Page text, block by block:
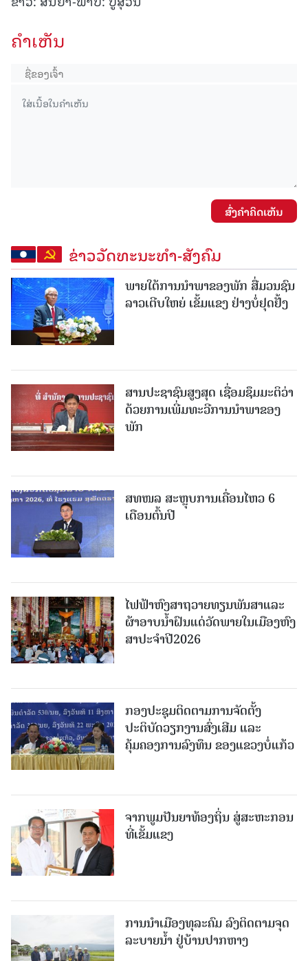
ຄໍາເຫັນ
ສົ່ງຄໍາຄິດເຫັນ
ຂ່າວວັດທະນະທຳ-ສັງຄົມ
ພາຍໃຕ້ການນໍາພາຂອງພັກ ສື່ມວນຊົນ
ລາວເຕີບໃຫຍ່ ເຂັ້ມແຂງ ຢ່າງບໍ່ຢຸດຢັ້ງ
ສານປະຊາຊົນສູງສຸດ ເຊື່ອມຊຶມມະຕິວ່າ
ດ້ວຍການເພີ່ມທະວີການນຳພາຂອງ
ພັກ
ສທໜລ ສະຫຼຸບການເຄື່ອນໄຫວ 6
ເດືອນຕົ້ນປີ
ໄຟຟ້າຫົງສາຖວາຍທຽນພັນສາແລະ
ຜ້າອາບນໍ້າຝົນແດ່ວັດພາຍໃນເມືອງຫົງ
ສາປະຈໍາປີ2026
ກອງປະຊຸມຕິດຕາມການຈັດຕັ້ງ
ປະຕິບັດວຽກງານສົ່ງເສີມ ແລະ
ຄຸ້ມຄອງການລົງທຶນ ຂອງແຂວງບໍ່ແກ້ວ
ຈາກພູມປັນຍາທ້ອງຖິ່ນ ສູ່ສະຫະກອນ
ທີ່ເຂັ້ມແຂງ
ການນໍາເມືອງທຸລະຄົມ ລົງຕິດຕາມຈຸດ
ລະບາຍນໍ້າ ຢູ່ບ້ານປາກຫາງ